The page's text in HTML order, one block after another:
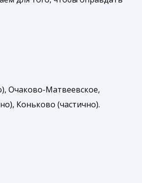
Очаково-Матвеевское,
Коньково (частично).